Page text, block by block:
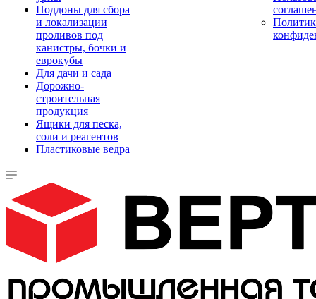
Поддоны для сбора
и локализации
проливов под
канистры, бочки и
еврокубы
Для дачи и сада
Дорожно-
строительная
продукция
Ящики для песка,
соли и реагентов
Пластиковые ведра